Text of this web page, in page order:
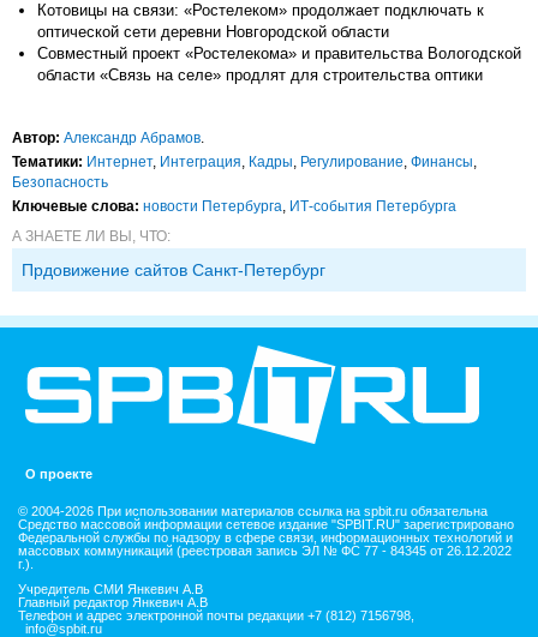
Котовицы на связи: «Ростелеком» продолжает подключать к
оптической сети деревни Новгородской области
Совместный проект «Ростелекома» и правительства Вологодской
области «Связь на селе» продлят для строительства оптики
Автор: Александр Абрамов.
Тематики: Интернет, Интеграция, Кадры, Регулирование, Финансы,
Безопасность
Ключевые слова: новости Петербурга, ИТ-события Петербурга
А ЗНАЕТЕ ЛИ ВЫ, ЧТО:
Прдовижение сайтов Санкт-Петербург
О проекте
© 2004-2026 При использовании материалов ссылка на spbit.ru обязательна
Средство массовой информации сетевое издание "SPBIT.RU" зарегистрировано
Федеральной службы по надзору в сфере связи, информационных технологий и
массовых коммуникаций (реестровая запись ЭЛ № ФС 77 - 84345 от 26.12.2022
г.).
Учредитель СМИ Янкевич А.В
Главный редактор Янкевич А.В
Телефон и адрес электронной почты редакции +7 (812) 7156798,
info@spbit.ru